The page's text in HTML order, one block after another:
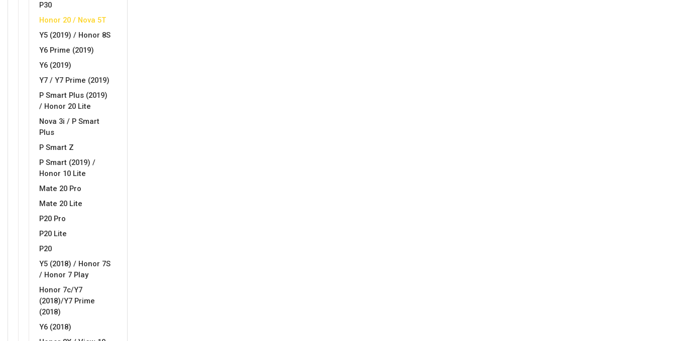
P30
Honor 20 / Nova 5T
Y5 (2019) / Honor 8S
Y6 Prime (2019)
Y6 (2019)
Y7 / Y7 Prime (2019)
P Smart Plus (2019)
/ Honor 20 Lite
Nova 3i / P Smart
Plus
P Smart Z
P Smart (2019) /
Honor 10 Lite
Mate 20 Pro
Mate 20 Lite
P20 Pro
P20 Lite
P20
Y5 (2018) / Honor 7S
/ Honor 7 Play
Honor 7c/Y7
(2018)/Y7 Prime
(2018)
Y6 (2018)
Obiteljski motivi